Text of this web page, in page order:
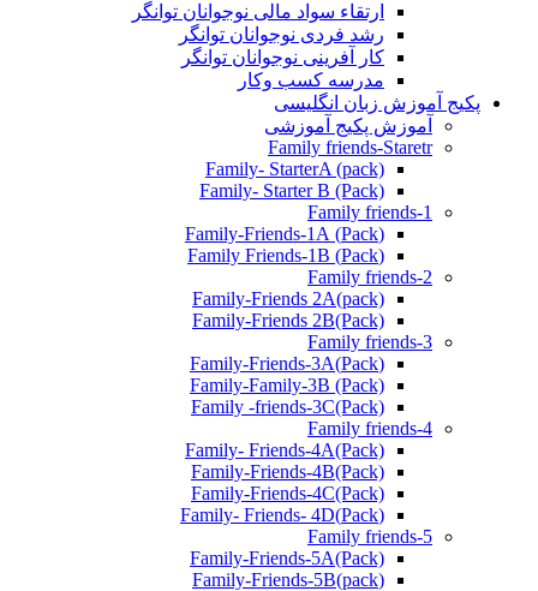
ارتقاء سواد مالی نوجوانان توانگر
رشد فردی نوجوانان توانگر
کار آفرینی نوجوانان توانگر
مدرسه کسب وکار
پکیج آموزش زبان انگلیسی
آموزش پکیج آموزشی
Family friends-Staretr
Family- StarterA (pack)
Family- Starter B (Pack)
Family friends-1
(Pack) Family-Friends-1A
(Pack) Family Friends-1B
Family friends-2
Family-Friends 2A(pack)
Family-Friends 2B(Pack)
Family friends-3
(Pack)Family-Friends-3A
Family-Family-3B (Pack)
Family -friends-3C(Pack)
Family friends-4
Family- Friends-4A(Pack)
Family-Friends-4B(Pack)
Family-Friends-4C(Pack)
(Pack)Family- Friends- 4D
Family friends-5
Family-Friends-5A(Pack)
(pack)Family-Friends-5B